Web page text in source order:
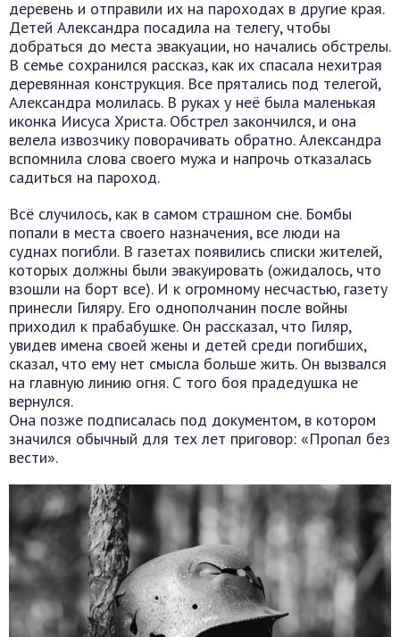
деревень и отправили их на пароходах в другие края.
Детей Александра посадила на телегу, чтобы
добраться до места эвакуации, но начались обстрелы.
В семье сохранился рассказ, как их спасала нехитрая
деревянная конструкция. Все прятались под телегой,
Александра молилась. В руках у неё была маленькая
иконка Иисуса Христа. Обстрел закончился, и она
велела извозчику поворачивать обратно. Александра
вспомнила слова своего мужа и напрочь отказалась
садиться на пароход.
Всё случилось, как в самом страшном сне. Бомбы
попали в места своего назначения, все люди на
суднах погибли. В газетах появились списки жителей,
которых должны были эвакуировать (ожидалось, что
взошли на борт все). И к огромному несчастью, газету
принесли Гиляру. Его однополчанин после войны
приходил к прабабушке. Он рассказал, что Гиляр,
увидев имена своей жены и детей среди погибших,
сказал, что ему нет смысла больше жить. Он вызвался
на главную линию огня. С того боя прадедушка не
вернулся.
Она позже подписалась под документом, в котором
значился обычный для тех лет приговор: «Пропал без
вести».